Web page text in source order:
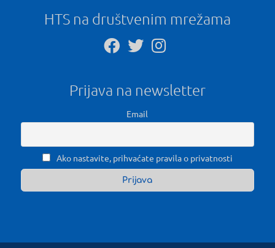
HTS na društvenim mrežama
Prijava na newsletter
Email
Ako nastavite, prihvaćate pravila o privatnosti